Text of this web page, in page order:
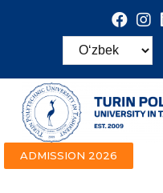
ADMISSION 2026